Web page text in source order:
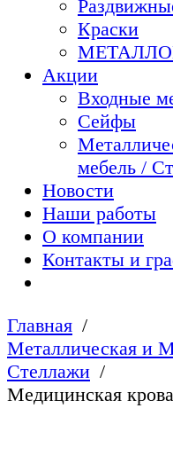
Краски
Акции
Входные
Сейфы
мебель /
Новости
Наши работы
О компании
Контакты и
Главная
Металлическая и
Стеллажи
Медицинская